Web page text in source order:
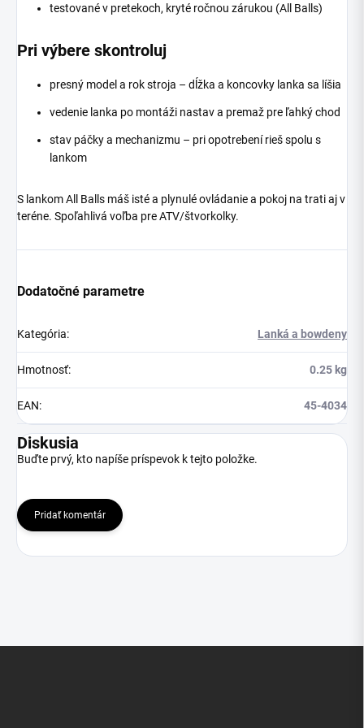
testované v pretekoch, kryté ročnou zárukou (All Balls)
Pri výbere skontroluj
presný model a rok stroja – dĺžka a koncovky lanka sa líšia
vedenie lanka po montáži nastav a premaž pre ľahký chod
stav páčky a mechanizmu – pri opotrebení rieš spolu s
lankom
S lankom All Balls máš isté a plynulé ovládanie a pokoj na trati aj v
teréne. Spoľahlivá voľba pre ATV/štvorkolky.
Dodatočné parametre
Kategória: Lanká a bowdeny
Hmotnosť: 0.25 kg
EAN: 45-4034
Diskusia
Buďte prvý, kto napíše príspevok k tejto položke.
Pridať komentár